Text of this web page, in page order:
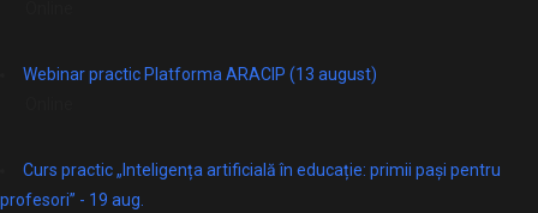
Webinar practic Platforma ARACIP (13 august)
Curs practic „Inteligența artificială în educație: primii pași pentru
profesori” - 19 aug.